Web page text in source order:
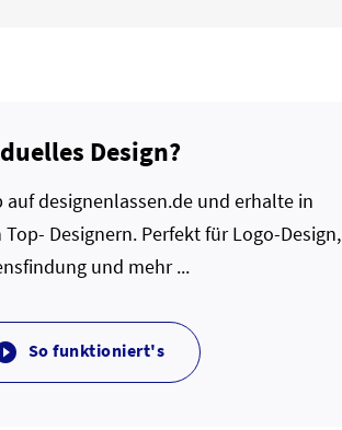
Design?
designenlassen.de und erhalte in
Designern. Perfekt für Logo-Design,
und mehr ...
So funktioniert's